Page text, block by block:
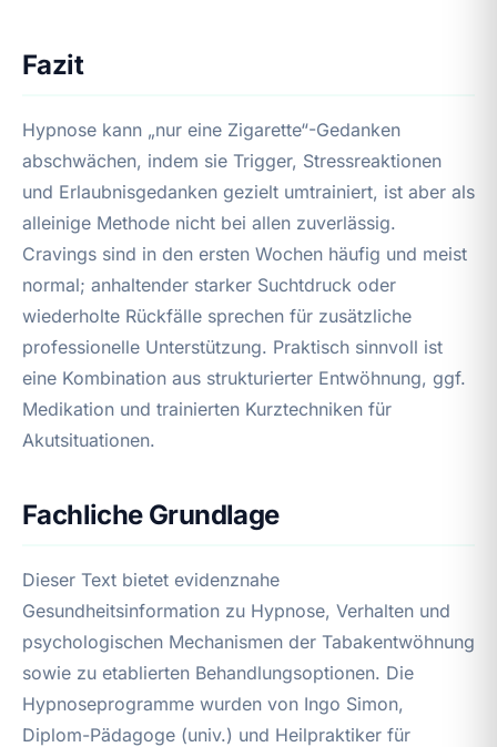
Fazit
Hypnose kann „nur eine Zigarette“-Gedanken
abschwächen, indem sie Trigger, Stressreaktionen
und Erlaubnisgedanken gezielt umtrainiert, ist aber als
alleinige Methode nicht bei allen zuverlässig.
Cravings sind in den ersten Wochen häufig und meist
normal; anhaltender starker Suchtdruck oder
wiederholte Rückfälle sprechen für zusätzliche
professionelle Unterstützung. Praktisch sinnvoll ist
eine Kombination aus strukturierter Entwöhnung, ggf.
Medikation und trainierten Kurztechniken für
Akutsituationen.
Fachliche Grundlage
Dieser Text bietet evidenznahe
Gesundheitsinformation zu Hypnose, Verhalten und
psychologischen Mechanismen der Tabakentwöhnung
sowie zu etablierten Behandlungsoptionen. Die
Hypnoseprogramme wurden von Ingo Simon,
Diplom-Pädagoge (univ.) und Heilpraktiker für